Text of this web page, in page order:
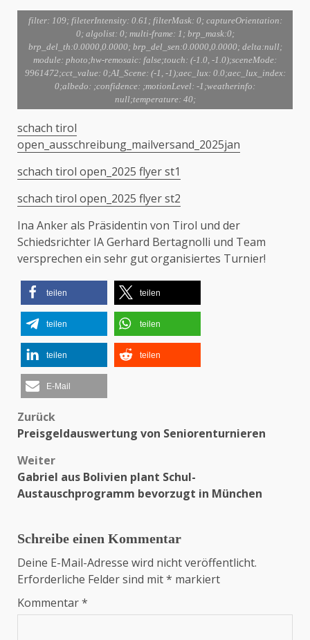
filter: 109; fileterIntensity: 0.61; filterMask: 0; captureOrientation:
0; algolist: 0; multi-frame: 1; brp_mask:0;
brp_del_th:0.0000,0.0000; brp_del_sen:0.0000,0.0000; delta:null;
module: photo;hw-remosaic: false;touch: (-1.0, -1.0);sceneMode:
9961472;cct_value: 0;AI_Scene: (-1, -1);aec_lux: 0.0;aec_lux_index:
0;albedo: ;confidence: ;motionLevel: -1;weatherinfo:
null;temperature: 40;
schach tirol
open_ausschreibung_mailversand_2025jan
schach tirol open_2025 flyer st1
schach tirol open_2025 flyer st2
Ina Anker als Präsidentin von Tirol und der
Schiedsrichter IA Gerhard Bertagnolli und Team
versprechen ein sehr gut organisiertes Turnier!
teilen teilen
teilen teilen
teilen teilen
E-Mail
Beitragsnavigation
Zurück
Preisgeldauswertung von Seniorenturnieren
Weiter
Gabriel aus Bolivien plant Schul-
Austauschprogramm bevorzugt in München
Schreibe einen Kommentar
Deine E-Mail-Adresse wird nicht veröffentlicht.
Erforderliche Felder sind mit* markiert
Kommentar*